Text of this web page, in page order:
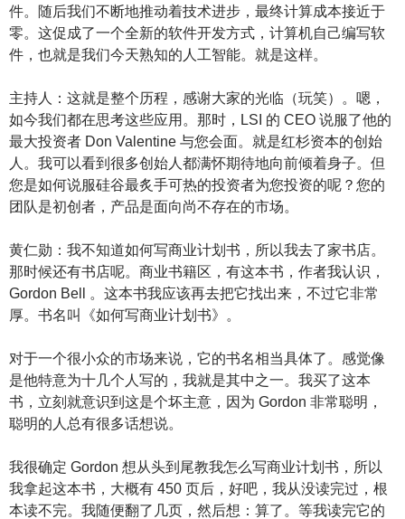
件。随后我们不断地推动着技术进步，最终计算成本接近于
零。这促成了一个全新的软件开发方式，计算机自己编写软
件，也就是我们今天熟知的人工智能。就是这样。
主持人：这就是整个历程，感谢大家的光临（玩笑）。嗯，
如今我们都在思考这些应用。那时，LSI 的 CEO 说服了他的
最大投资者 Don Valentine 与您会面。就是红杉资本的创始
人。我可以看到很多创始人都满怀期待地向前倾着身子。但
您是如何说服硅谷最炙手可热的投资者为您投资的呢？您的
团队是初创者，产品是面向尚不存在的市场。
黄仁勋：我不知道如何写商业计划书，所以我去了家书店。
那时候还有书店呢。商业书籍区，有这本书，作者我认识，
Gordon Bell 。这本书我应该再去把它找出来，不过它非常
厚。书名叫《如何写商业计划书》。
对于一个很小众的市场来说，它的书名相当具体了。感觉像
是他特意为十几个人写的，我就是其中之一。我买了这本
书，立刻就意识到这是个坏主意，因为 Gordon 非常聪明，
聪明的人总有很多话想说。
我很确定 Gordon 想从头到尾教我怎么写商业计划书，所以
我拿起这本书，大概有 450 页后，好吧，我从没读完过，根
本读不完。我随便翻了几页，然后想：算了。等我读完它的